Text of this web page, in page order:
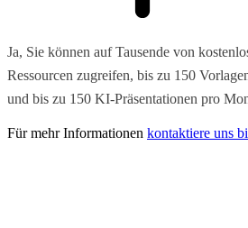
Ja, Sie können auf Tausende von
Ressourcen zugreifen, bis zu 150
und bis zu 150 KI-Präsentationen pro
Für mehr Informationen kontaktiere uns